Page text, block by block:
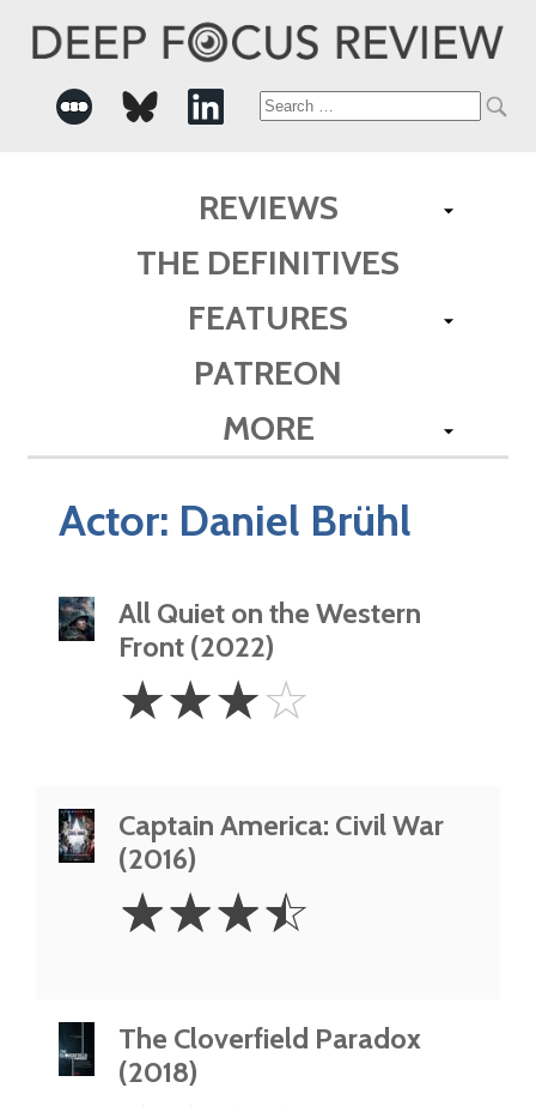
Search
REVIEWS
THE DEFINITIVES
FEATURES
PATREON
MORE
Actor: Daniel Brühl
All Quiet on the Western
Front (2022)
Stars
☆☆☆☆
Captain America: Civil War
(2016)
3.5
Stars
☆☆☆☆
The Cloverfield Paradox
(2018)